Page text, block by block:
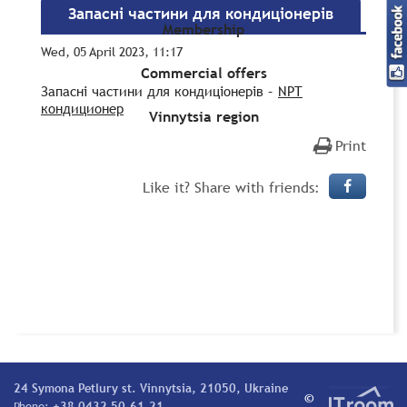
Membership
Commercial offers
Vinnytsia region
Запасні частини для кондиціонерів
Wed, 05 April 2023, 11:17
Запасні частини для кондиціонерів – NPT
кондиционер
Print
Like it? Share with friends:
24 Symona Petlury st. Vinnytsia, 21050, Ukraine
©